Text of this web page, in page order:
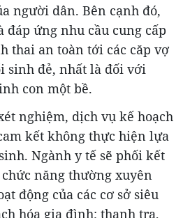
người dân. Bên cạnh đó,
đáp ứng nhu cầu cung cấp
thai an toàn tới các căp vợ
sinh đẻ, nhất là đối với
con một bề.
nghiệm, dịch vụ kế hoạch
kết không thực hiện lựa
Ngành y tế sẽ phối kết
năng thường xuyên
động của các cơ sở siêu
hóa gia đình; thanh tra,